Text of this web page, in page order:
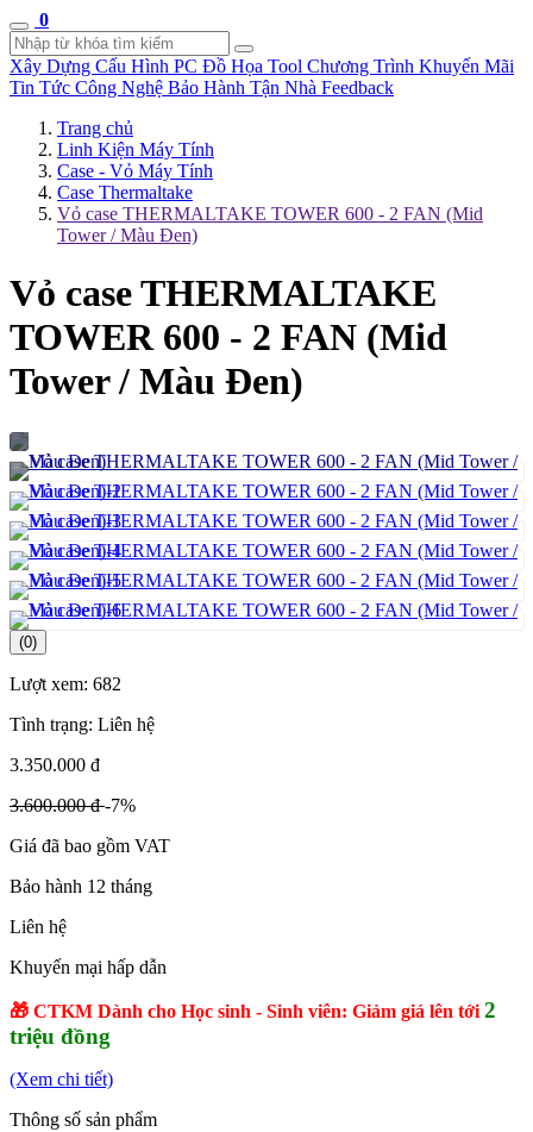
0
Xây Dựng Cấu Hình PC Đồ Họa Tool Chương Trình Khuyến Mãi
Tin Tức Công Nghệ Bảo Hành Tận Nhà Feedback
Trang chủ
Linh Kiện Máy Tính
Case - Vỏ Máy Tính
Case Thermaltake
Vỏ case THERMALTAKE TOWER 600 - 2 FAN (Mid
Tower / Màu Đen)
Vỏ case THERMALTAKE
TOWER 600 - 2 FAN (Mid
Tower / Màu Đen)
(0)
Lượt xem: 682
Tình trạng: Liên hệ
3.350.000 đ
3.600.000 đ-7%
Giá đã bao gồm VAT
Bảo hành 12 tháng
Liên hệ
Khuyến mại hấp dẫn
🎁 CTKM Dành cho Học sinh - Sinh viên: Giảm giá lên tới 2
triệu đồng
(Xem chi tiết)
Thông số sản phẩm